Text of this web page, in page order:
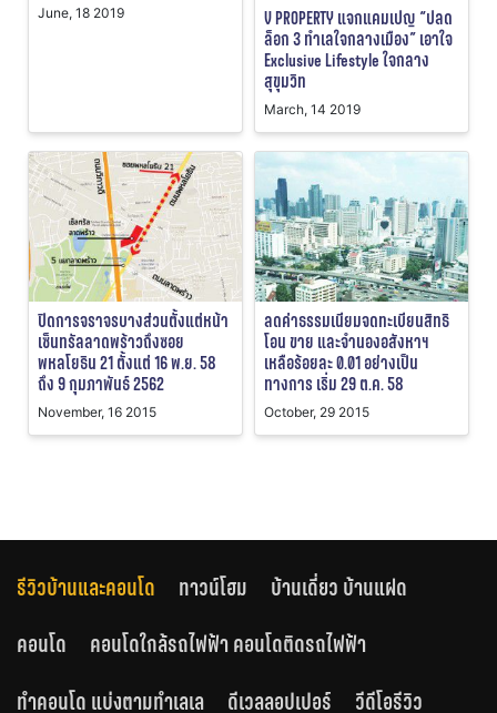
June, 18 2019
V PROPERTY แจกแคมเปญ “ปลด
ล็อก 3 ทำเลใจกลางเมือง” เอาใจ
Exclusive Lifestyle ใจกลาง
สุขุมวิท
March, 14 2019
ปิดการจราจรบางส่วนตั้งแต่หน้า
เซ็นทรัลลาดพร้าวถึงซอย
พหลโยธิน 21 ตั้งแต่ 16 พ.ย. 58
ถึง 9 กุมภาพันธ์ 2562
November, 16 2015
ลดค่าธรรมเนียมจดทะเบียนสิทธิ
โอน ขาย และจำนองอสังหาฯ
เหลือร้อยละ 0.01 อย่างเป็น
ทางการ เริ่ม 29 ต.ค. 58
October, 29 2015
รีวิวบ้านและคอนโด ทาวน์โฮม
บ้านเดี่ยว บ้านแฝด
คอนโด
คอนโดใกล้รถไฟฟ้า คอนโดติดรถไฟฟ้า
ทำคอนโด แบ่งตามทำเลเล
ดีเวลลอปเปอร์ วีดีโอรีวิว